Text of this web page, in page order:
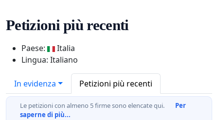
Petizioni più recenti
Paese:
Italia
Lingua: Italiano
In evidenza Petizioni più recenti
Le petizioni con almeno 5 firme sono elencate qui.
Per
saperne di più...